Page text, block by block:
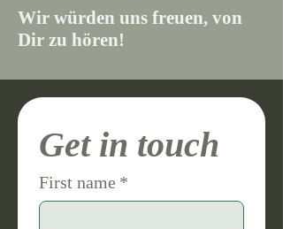
Wir würden uns freuen, von
Dir zu hören!
Get in touch
First name *